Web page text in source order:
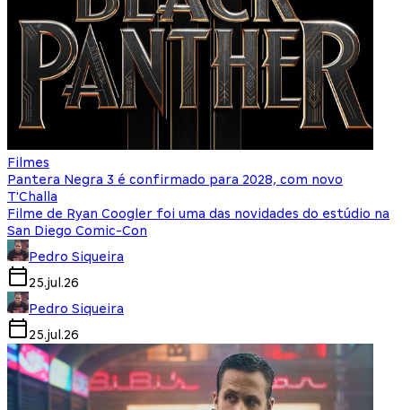
Filmes
Pantera Negra 3 é confirmado para 2028, com novo
T'Challa
Filme de Ryan Coogler foi uma das novidades do estúdio na
San Diego Comic-Con
Pedro Siqueira
25.jul.26
Pedro Siqueira
25.jul.26